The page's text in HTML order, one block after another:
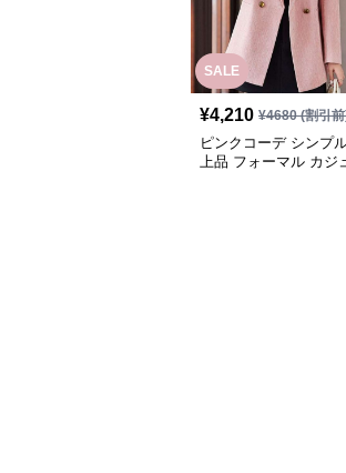
SALE
¥4,210 ¥4680(割引
ピンクコーデ シンプ
上品 フォーマル カジ